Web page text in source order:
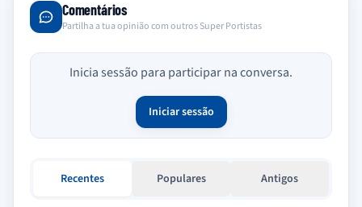
Comentários
Partilha a tua opinião com outros Super Portistas
Inicia sessão para participar na conversa.
Iniciar sessão
Recentes Populares Antigos